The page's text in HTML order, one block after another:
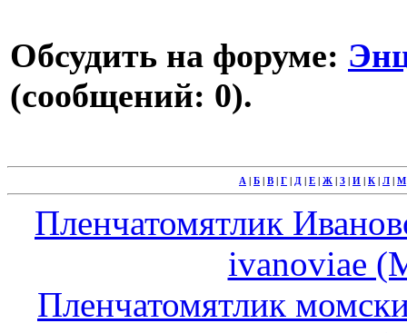
Обсудить на форуме:
(сообщений: 0).
А | Б | В | Г | Д | Е | Ж | З | И | К | Л | М
Пленчатомятлик
ivanoviae
Пленчатомятлик